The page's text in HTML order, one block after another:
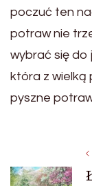
poczuć ten
potraw nie
wybrać się do
która z wielką
pyszne